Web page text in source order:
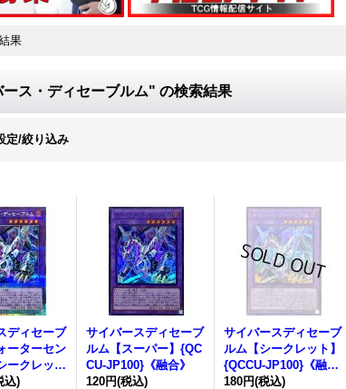
果
ス・ディセーブルム" の検索結果
定/絞り込み
ディセーブ
ーターセン
ークレッ
JP100}
込)
サイバースディセーブ
ルム【スーパー】{QC
CU-JP100}《融合》
120円(税込)
サイバースディセーブ
ルム【シークレット】
{QCCU-JP100}《融
合》
180円(税込)